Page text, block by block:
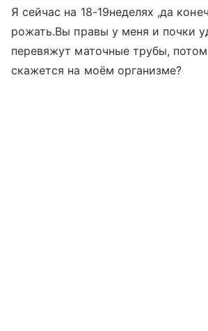
Я сейчас на 18-19неделях ,да
рожать.Вы правы у меня и почки
перевяжут маточные трубы,
скажется на моём организме?